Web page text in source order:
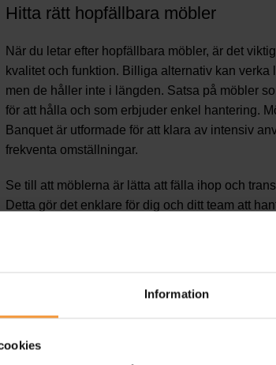
Information
Hitta rätt hopfällbara möbler
När du letar efter hopfällbara möbler, är det
kvalitet och funktion. Billiga alternativ kan verka
men de håller inte i längden. Satsa på möbler
för att hålla och som erbjuder enkel hantering.
Banquet är utformade för att klara av intensiv
frekventa omställningar.
Se till att möblerna är lätta att fälla ihop och
Detta gör det enklare för dig och ditt team att
Trender 2023 inom möbeldesign
Designtrender förändras ständigt, och 2023 är
undantag. I år ser vi en stark återgång till